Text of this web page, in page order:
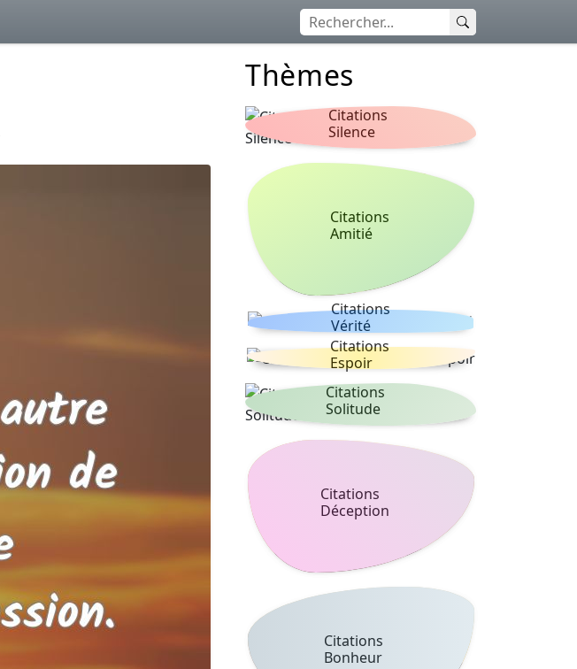
Thèmes
Citations
Silence
Citations
Amitié
Citations
Vérité
Citations
Espoir
Citations
Solitude
Citations
Déception
Citations
Bonheur